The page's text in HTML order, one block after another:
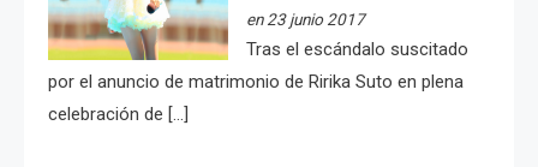
en 23 junio 2017
Tras el escándalo suscitado
por el anuncio de matrimonio de Ririka Suto en plena
celebración de […]